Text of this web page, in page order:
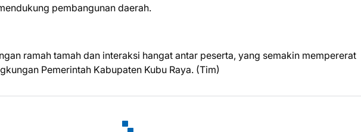
pembangunan daerah.
ramah tamah dan interaksi hangat antar peserta, yang semakin mempererat
Pemerintah Kabupaten Kubu Raya. (Tim)